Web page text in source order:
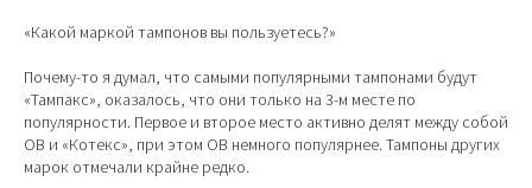
«Какой маркой тампонов вы пользуетесь?»
Почему-то я думал, что самыми популярными тампонами будут
«Тампакс», оказалось, что они только на 3-м месте по
популярности. Первое и второе место активно делят между собой
OB и «Котекс», при этом OB немного популярнее. Тампоны других
марок отмечали крайне редко.